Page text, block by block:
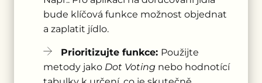
bude klíčová funkce možnost objednat
a zaplatit jídlo.
Prioritizujte funkce: Použijte
metody jako Dot Voting nebo hodnotící